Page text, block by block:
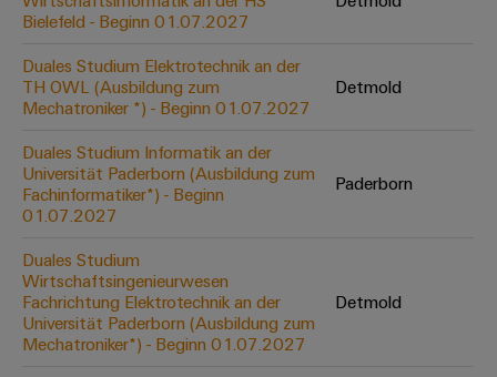
Abwasseraufbereitung
für
die
Wasser-
Abwasserindustrie
Wasserstoff
Wasserstoff
Schlüsseltechnologie
für
die
Energiewende
Werkzeuge
Automaten
Software
Markierer
Industriedrucker
Cabinet
Infrastructure
Bielefeld - Beginn 01.07.2027
Duales Studium Elektrotechnik an der
TH OWL (Ausbildung zum
Mechatroniker *) - Beginn 01.07.2027
Detmold
Duales Studium Informatik an der
Universität Paderborn (Ausbildung zum
Fachinformatiker*) - Beginn
01.07.2027
Paderborn
Duales Studium
Wirtschaftsingenieurwesen
Fachrichtung Elektrotechnik an der
Universität Paderborn (Ausbildung zum
Mechatroniker*) - Beginn 01.07.2027
Detmold